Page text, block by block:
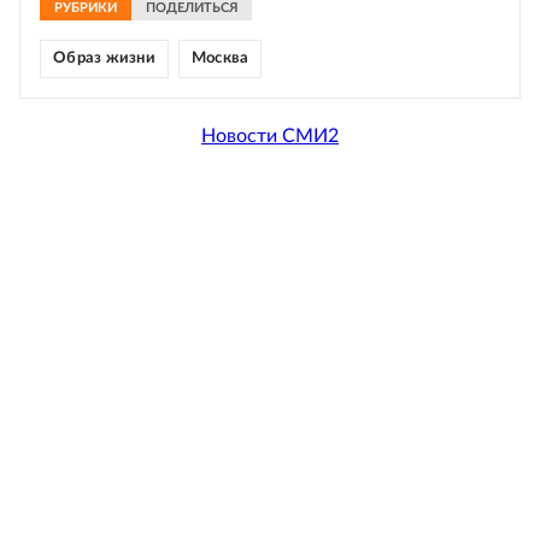
РУБРИКИ ПОДЕЛИТЬСЯ
Образ жизни Москва
Новости СМИ2